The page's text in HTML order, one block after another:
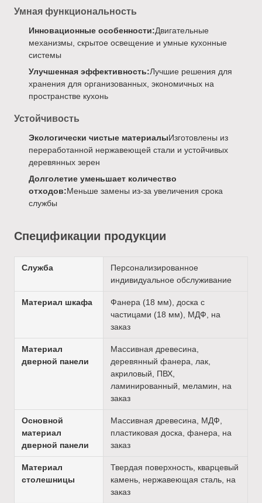
Умная функциональность
Инновационные особенности:Двигательные
механизмы, скрытое освещение и умные кухонные
системы
Улучшенная эффективность:Лучшие решения для
хранения для организованных, экономичных на
пространстве кухонь
Устойчивость
Экологически чистые материалыИзготовлены из
переработанной нержавеющей стали и устойчивых
деревянных зерен
Долголетие уменьшает количество
отходов:Меньше замены из-за увеличения срока
службы
Спецификации продукции
Служба
Персонализированное
индивидуальное обслуживание
Материал шкафа
Фанера (18 мм), доска с
частицами (18 мм), МДФ, на
заказ
Материал
дверной панели
Массивная древесина,
деревянный фанера, лак,
акриловый, ПВХ,
ламинированный, меламин, на
заказ
Основной
материал
дверной панели
Массивная древесина, МДФ,
пластиковая доска, фанера, на
заказ
Материал
столешницы
Твердая поверхность, кварцевый
камень, нержавеющая сталь, на
заказ